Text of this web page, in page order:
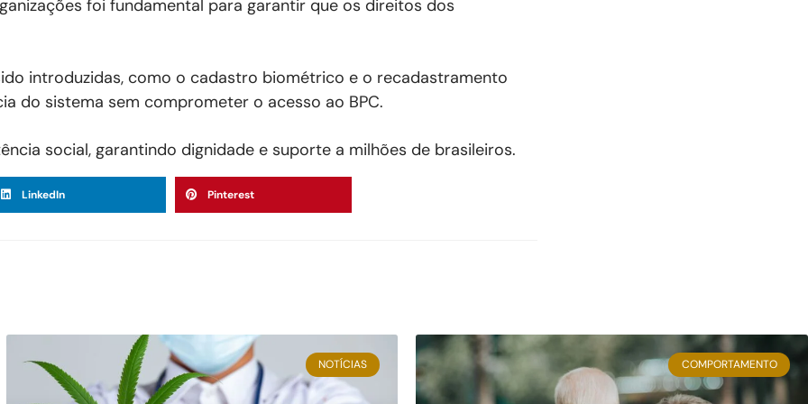
foi fundamental para garantir que os direitos dos
introduzidas, como o cadastro biométrico e o recadastramento
do sistema sem comprometer o acesso ao BPC.
social, garantindo dignidade e suporte a milhões de brasileiros.
LinkedIn Pinterest
NOTÍCIAS COMPORTAMENTO